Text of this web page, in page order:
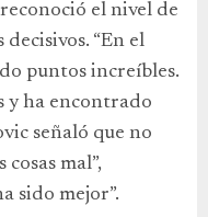
el nivel de
“En el
puntos increíbles.
y ha encontrado
señaló que no
mal”,
sido mejor”.